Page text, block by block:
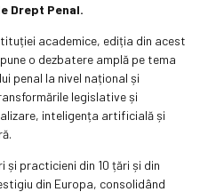
Drept Penal.
academice, ediția din acest
o dezbatere amplă pe tema
penal la nivel național și
legislative și
inteligența artificială și
și practicieni din 10 țări și din
din Europa, consolidând